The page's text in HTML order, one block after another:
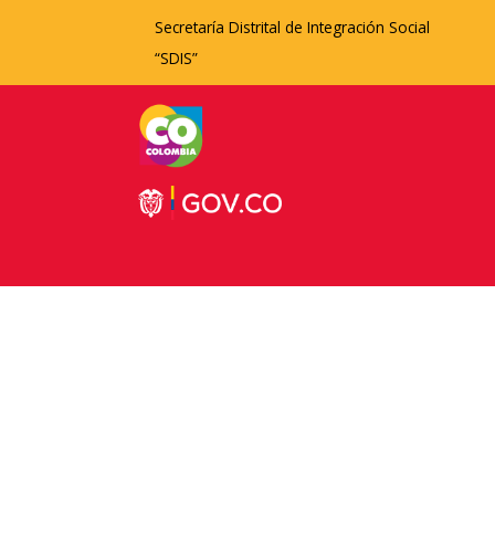
Secretaría Distrital de Integración Social
“SDIS”